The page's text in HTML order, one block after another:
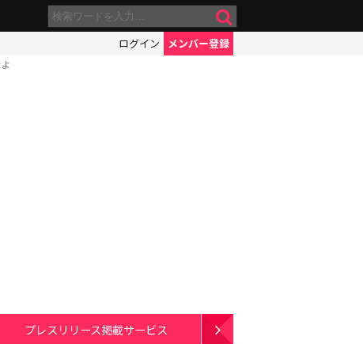
ログイン メンバー登録
プレスリリース掲載サービス